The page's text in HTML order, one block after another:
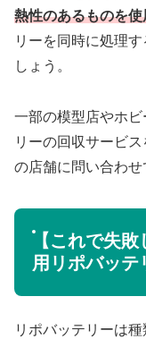
熱性のあるものを使
リーを同時に処理
しょう。
一部の模型店やホ
リーの回収サービ
の店舗に問い合わせ
【これで失
用リポバッテ
リポバッテリーは